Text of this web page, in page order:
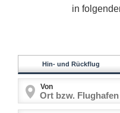
in
Hin- und Rückflug
Von